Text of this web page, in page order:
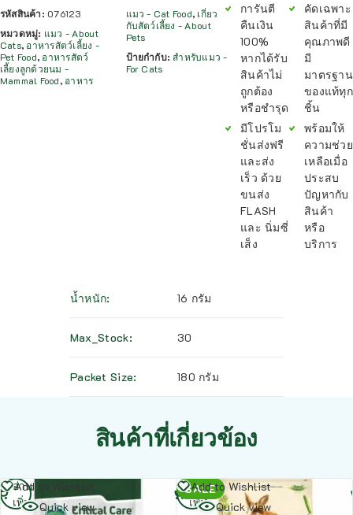
รหัสสินค้า: 076123
หมวดหมู่: แมว - About
Cats, อาหารสัตว์เลี้ยง -
Pet Food, อาหารสัตว์
เลี้ยงลูกด้วยนม -
Mammal Food, อาหาร
แมว - Cat Food, เกี่ยว
กับสัตว์เลี้ยง - About
Pets
ป้ายกำกับ:สำหรับแมว -
For Cats
การันตี
คืนเงิน
100%
หากได้รับ
สินค้าไม่
ถูกต้อง
หรือชำรุด
มีโปรโม
ชั่นส่งฟรี
และส่ง
เร็ว ด้วย
ขนส่ง
FLASH
และ นิ่มซี่
เส็ง
คัดเฉพาะ
สินค้าที่มี
คุณภาพดี
มี
มาตรฐาน
ของแท้ทุก
ชิ้น
พร้อมให้
ความช่วย
เหลือเมื่อ
ประสบ
ปัญหากับ
สินค้า
หรือ
บริการ
น้ำหนัก 16 กรัม
Max_Stock 30
Packet Size 180 กรัม
สินค้าที่เกี่ยวข้อง
Add to Wishlist
Quick view
อ่าน
เพิ่ม
SALE
Add to Wishlist
Quick view
อ่าน
เพิ่ม